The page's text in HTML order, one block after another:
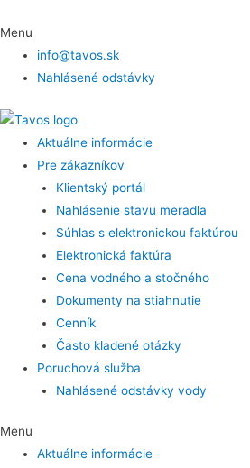
Menu
info@tavos.sk
Nahlásené odstávky
Aktuálne informácie
Pre zákazníkov
Klientský portál
Nahlásenie stavu meradla
Súhlas s elektronickou faktúrou
Elektronická faktúra
Cena vodného a stočného
Dokumenty na stiahnutie
Cenník
Často kladené otázky
Poruchová služba
Nahlásené odstávky vody
Menu
Aktuálne informácie